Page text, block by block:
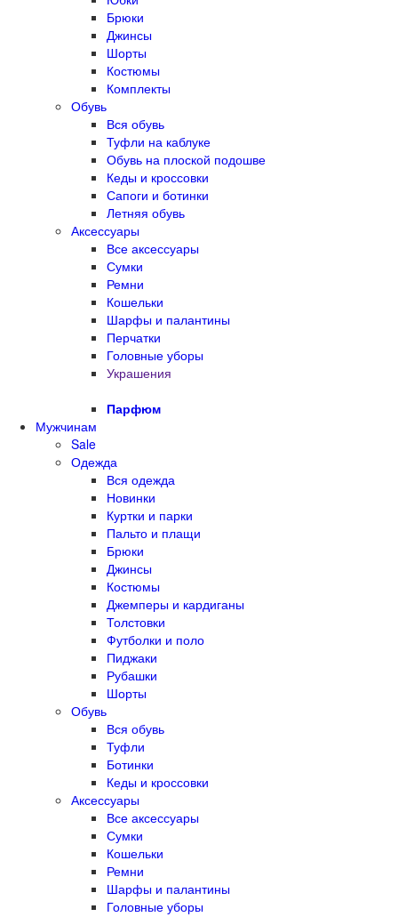
Брюки
Джинсы
Шорты
Костюмы
Комплекты
Обувь
Вся обувь
Туфли на каблуке
Обувь на плоской подошве
Кеды и кроссовки
Сапоги и ботинки
Летняя обувь
Аксессуары
Все аксессуары
Сумки
Ремни
Кошельки
Шарфы и палантины
Перчатки
Головные уборы
Украшения
Парфюм
Мужчинам
Sale
Одежда
Вся одежда
Новинки
Куртки и парки
Пальто и плащи
Брюки
Джинсы
Костюмы
Джемперы и кардиганы
Толстовки
Футболки и поло
Пиджаки
Рубашки
Шорты
Обувь
Вся обувь
Туфли
Ботинки
Кеды и кроссовки
Аксессуары
Все аксессуары
Сумки
Кошельки
Ремни
Шарфы и палантины
Головные уборы